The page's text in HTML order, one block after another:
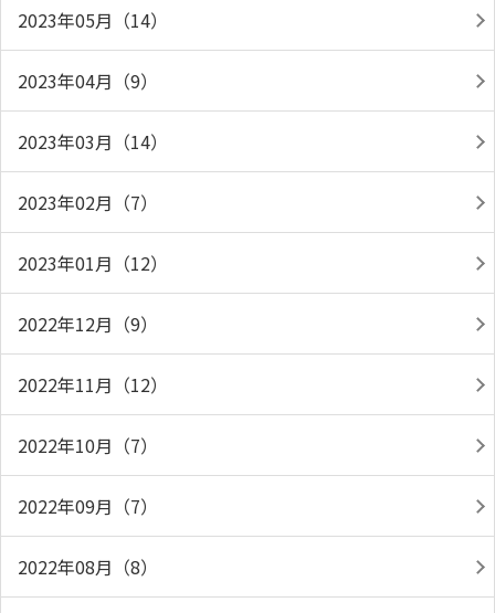
2023年05月（14）
2023年04月（9）
2023年03月（14）
2023年02月（7）
2023年01月（12）
2022年12月（9）
2022年11月（12）
2022年10月（7）
2022年09月（7）
2022年08月（8）